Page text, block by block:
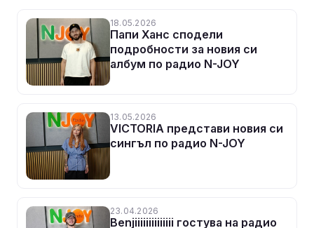
18.05.2026
Папи Ханс сподели
подробности за новия си
албум по радио N-JOY
13.05.2026
VICTORIA представи новия си
сингъл по радио N-JOY
23.04.2026
Benjiiiiiiiiiiiiii гостува на радио